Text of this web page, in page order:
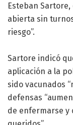
Esteban
abierta sin
riesgo”.
Sartore indicó
aplicación a la
sido vacunados
defensas
de enfermarse y